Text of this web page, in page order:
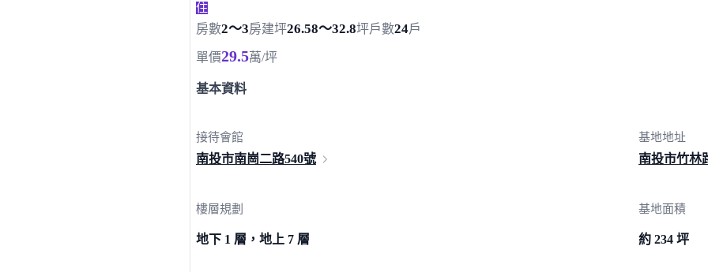
住
房數2～3房建坪26.58～32.8坪戶數24戶
單價29.5萬/坪
基本資料
接待會館
南投市南崗二路540號
基地地址
南投市竹林
樓層規劃
地下 1 層，地上 7 層
基地面積
約 234 坪